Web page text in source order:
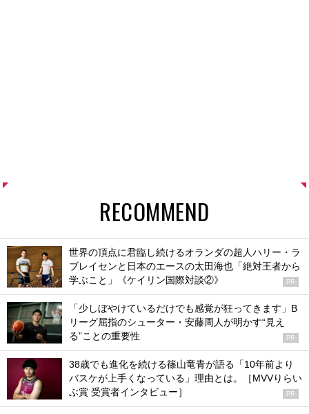
RECOMMEND
世界の頂点に君臨し続けるオランダの超人ハリー・ラ
ブレイセンと日本のエースの太田海也「絶対王者から
学ぶこと」《ケイリン国際対談②》
PR
「少しぼやけているだけでも感覚が狂ってきます」B
リーグ屈指のシューター・安藤周人が明かす“見え
る”ことの重要性
PR
38歳でも進化を続ける篠山竜青が語る「10年前より
バスケが上手くなっている」理由とは。［MVVりらい
ぶ賞 受賞者インタビュー］
PR